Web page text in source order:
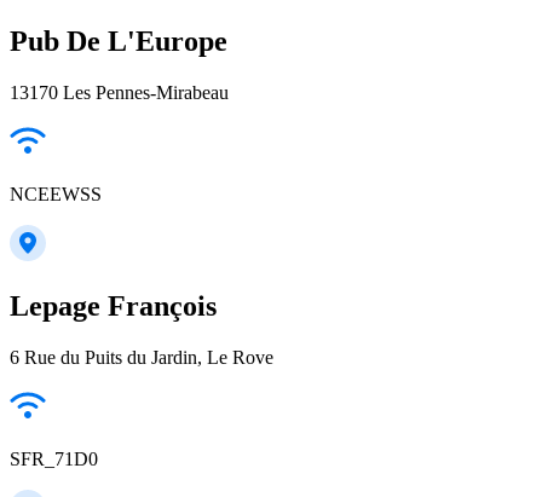
Pub De L'Europe
13170 Les Pennes-Mirabeau
NCEEWSS
Lepage François
6 Rue du Puits du Jardin, Le Rove
SFR_71D0